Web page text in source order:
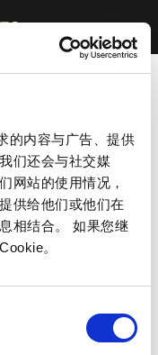
的内容与广告、提供
们还会与社交媒
网站的使用情况，
供给他们或他们在
相结合。 如果您继
。